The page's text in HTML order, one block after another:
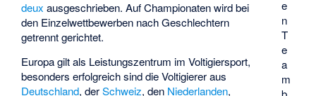
e
n
T
e
a
m
deux ausgeschrieben. Auf Championaten wird bei
den Einzelwettbewerben nach Geschlechtern
getrennt gerichtet.
Europa gilt als Leistungszentrum im Voltigiersport,
besonders erfolgreich sind die Voltigierer aus
Deutschland, derSchweiz, den Niederlanden,